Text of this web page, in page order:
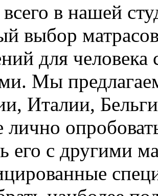
в нашей
выбор
для
Мы
Италии,
лично
его с другими